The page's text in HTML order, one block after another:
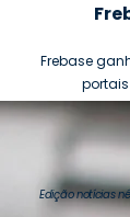
Frebase
Edição notícias